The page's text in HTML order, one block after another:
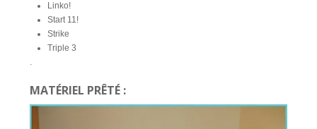
Linko!
Start 11!
Strike
Triple 3
.
MATÉRIEL PRÊTÉ :